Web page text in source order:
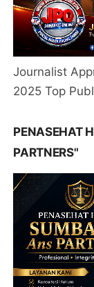
Journalist
2025 Top
PENASEHAT
PARTNERS"